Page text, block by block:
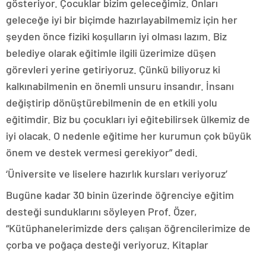
gösteriyor. Çocuklar bizim geleceğimiz. Onları
geleceğe iyi bir biçimde hazırlayabilmemiz için her
şeyden önce fiziki koşulların iyi olması lazım. Biz
belediye olarak eğitimle ilgili üzerimize düşen
görevleri yerine getiriyoruz. Çünkü biliyoruz ki
kalkınabilmenin en önemli unsuru insandır. İnsanı
değiştirip dönüştürebilmenin de en etkili yolu
eğitimdir. Biz bu çocukları iyi eğitebilirsek ülkemiz de
iyi olacak. O nedenle eğitime her kurumun çok büyük
önem ve destek vermesi gerekiyor” dedi.
‘Üniversite ve liselere hazırlık kursları veriyoruz’
Bugüne kadar 30 binin üzerinde öğrenciye eğitim
desteği sunduklarını söyleyen Prof. Özer,
“Kütüphanelerimizde ders çalışan öğrencilerimize de
çorba ve poğaça desteği veriyoruz. Kitaplar